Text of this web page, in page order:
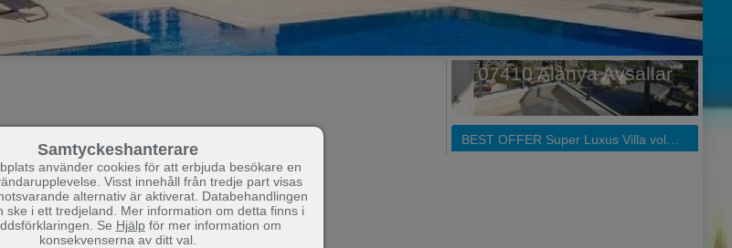
Samtyckeshanterare
använder cookies för att erbjuda besökare en
Visst innehåll från tredje part visas
alternativ är aktiverat. Databehandlingen
ske i ett tredjeland. Mer information om detta finns i
Se Hjälpför mer information om
konsekvenserna av ditt val.
Samtyckeshanterare
förklaring av de olika alternativen och deras betydelse.